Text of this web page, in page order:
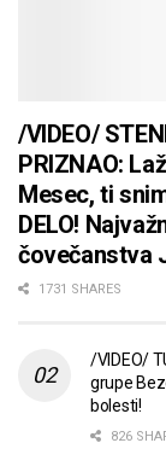
/VIDEO/
PRIZNAO:
Mesec, ti
DELO!
čovečanstva
1731 SHARES
/VIDEO/
grupe
bolesti!
826